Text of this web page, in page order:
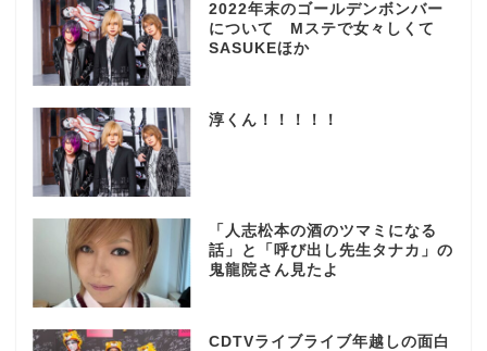
2022年末のゴールデンボンバー
について Mステで女々しくて
SASUKEほか
淳くん！！！！！
「人志松本の酒のツマミになる
話」と「呼び出し先生タナカ」の
鬼龍院さん見たよ
CDTVライブライブ年越しの面白